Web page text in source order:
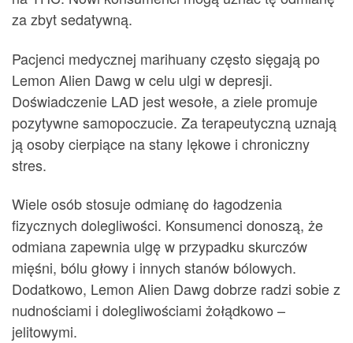
za zbyt sedatywną.
Pacjenci medycznej marihuany często sięgają po
Lemon Alien Dawg w celu ulgi w depresji.
Doświadczenie LAD jest wesołe, a ziele promuje
pozytywne samopoczucie. Za terapeutyczną uznają
ją osoby cierpiące na stany lękowe i chroniczny
stres.
Wiele osób stosuje odmianę do łagodzenia
fizycznych dolegliwości. Konsumenci donoszą, że
odmiana zapewnia ulgę w przypadku skurczów
mięśni, bólu głowy i innych stanów bólowych.
Dodatkowo, Lemon Alien Dawg dobrze radzi sobie z
nudnościami i dolegliwościami żołądkowo –
jelitowymi.